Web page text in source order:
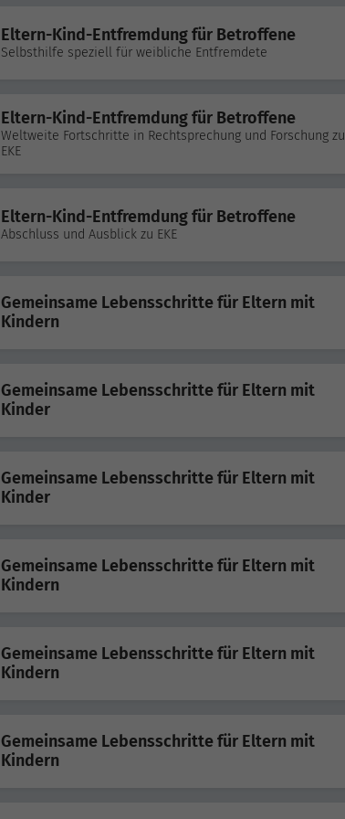
Eltern-Kind-Entfremdung für Betroffene
Selbsthilfe speziell für weibliche Entfremdete
Eltern-Kind-Entfremdung für Betroffene
Weltweite Fortschritte in Rechtsprechung und Forschung zu
EKE
Eltern-Kind-Entfremdung für Betroffene
Abschluss und Ausblick zu EKE
Gemeinsame Lebensschritte für Eltern mit
Kindern
Gemeinsame Lebensschritte für Eltern mit
Kinder
Gemeinsame Lebensschritte für Eltern mit
Kinder
Gemeinsame Lebensschritte für Eltern mit
Kindern
Gemeinsame Lebensschritte für Eltern mit
Kindern
Gemeinsame Lebensschritte für Eltern mit
Kindern